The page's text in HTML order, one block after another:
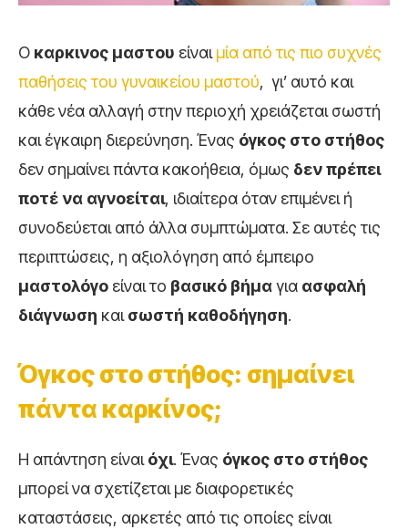
Ο καρκινος μαστου είναιμία από τις πιο συχνές
παθήσεις του γυναικείου μαστού, γι’ αυτό και
κάθε νέα αλλαγή στην περιοχή χρειάζεται σωστή
και έγκαιρη διερεύνηση. Ένας όγκος στο στήθος
δεν σημαίνει πάντα κακοήθεια, όμως δεν πρέπει
ποτέ να αγνοείται, ιδιαίτερα όταν επιμένει ή
συνοδεύεται από άλλα συμπτώματα. Σε αυτές τις
περιπτώσεις, η αξιολόγηση από έμπειρο
μαστολόγο είναι το βασικό βήμαγια ασφαλή
διάγνωση καισωστή καθοδήγηση.
Όγκος στο στήθος: σημαίνει
πάντα καρκίνος;
Η απάντηση είναιόχι. Ένας όγκος στο στήθος
μπορεί να σχετίζεται με διαφορετικές
καταστάσεις, αρκετές από τις οποίες είναι